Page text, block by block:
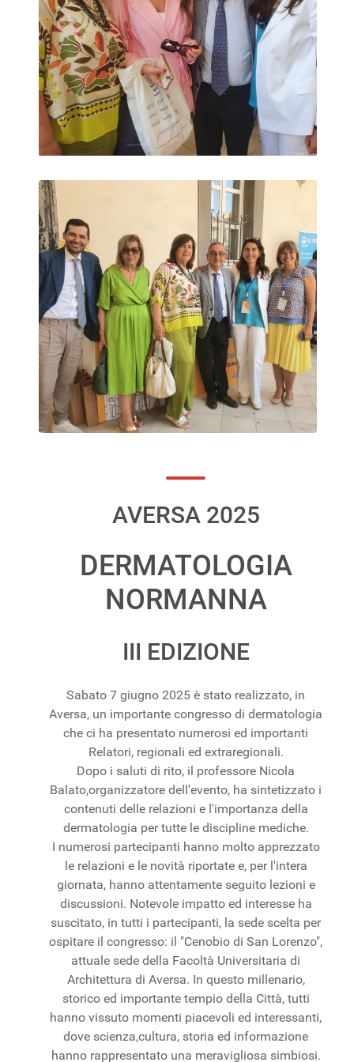
AVERSA 2025
DERMATOLOGIA
NORMANNA
III EDIZIONE
Sabato 7 giugno 2025 è stato realizzato, in
Aversa, un importante congresso di dermatologia
che ci ha presentato numerosi ed importanti
Relatori, regionali ed extraregionali.
Dopo i saluti di rito, il professore Nicola
Balato,organizzatore dell'evento, ha sintetizzato i
contenuti delle relazioni e l'importanza della
dermatologia per tutte le discipline mediche.
I numerosi partecipanti hanno molto apprezzato
le relazioni e le novità riportate e, per l'intera
giornata, hanno attentamente seguito lezioni e
discussioni. Notevole impatto ed interesse ha
suscitato, in tutti i partecipanti, la sede scelta per
ospitare il congresso: il "Cenobio di San Lorenzo",
attuale sede della Facoltà Universitaria di
Architettura di Aversa. In questo millenario,
storico ed importante tempio della Città, tutti
hanno vissuto momenti piacevoli ed interessanti,
dove scienza,cultura, storia ed informazione
hanno rappresentato una meravigliosa simbiosi.